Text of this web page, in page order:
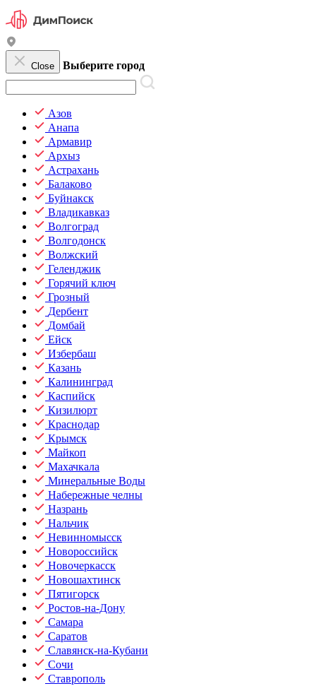
Close Выберите город
Азов
Анапа
Армавир
Архыз
Астрахань
Балаково
Буйнакск
Владикавказ
Волгоград
Волгодонск
Волжский
Геленджик
Горячий ключ
Грозный
Дербент
Домбай
Ейск
Избербаш
Казань
Калининград
Каспийск
Кизилюрт
Краснодар
Крымск
Майкоп
Махачкала
Минеральные Воды
Набережные челны
Назрань
Нальчик
Невинномысск
Новороссийск
Новочеркасск
Новошахтинск
Пятигорск
Ростов-на-Дону
Самара
Саратов
Славянск-на-Кубани
Сочи
Ставрополь